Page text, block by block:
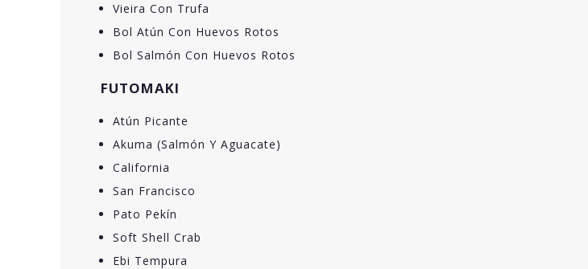
Vieira Con Trufa
Bol Atún Con Huevos Rotos
Bol Salmón Con Huevos Rotos
FUTOMAKI
Atún Picante
Akuma (Salmón Y Aguacate)
California
San Francisco
Pato Pekín
Soft Shell Crab
Ebi Tempura